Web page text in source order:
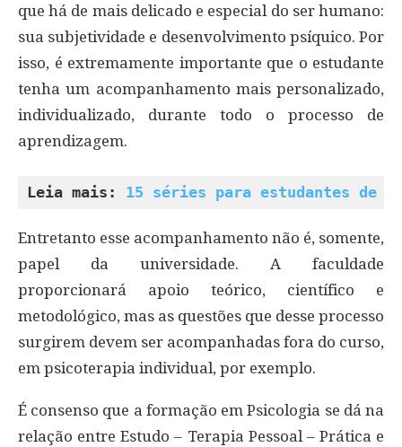
que há de mais delicado e especial do ser humano:
sua subjetividade e desenvolvimento psíquico. Por
isso, é extremamente importante que o estudante
tenha um acompanhamento mais personalizado,
individualizado, durante todo o processo de
aprendizagem.
Leia mais: 15 séries para estudantes de
Entretanto esse acompanhamento não é, somente,
papel da universidade. A faculdade
proporcionará apoio teórico, científico e
metodológico, mas as questões que desse processo
surgirem devem ser acompanhadas fora do curso,
em psicoterapia individual, por exemplo.
É consenso que a formação em Psicologia se dá na
relação entre Estudo – Terapia Pessoal – Prática e